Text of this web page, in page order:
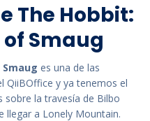
The Hobbit:
Smaug
es una de las
QiiBOffice y ya tenemos el
sobre la travesía de Bilbo
llegar a Lonely Mountain.